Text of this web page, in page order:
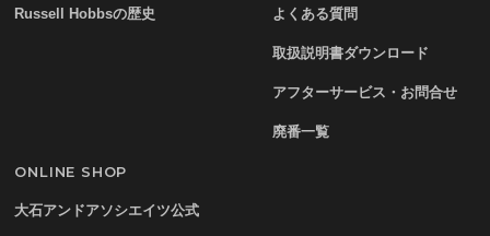
Russell Hobbsの歴史 よくある質問
取扱説明書ダウンロード
アフターサービス・お問合せ
廃番一覧
ONLINE SHOP
大石アンドアソシエイツ公式